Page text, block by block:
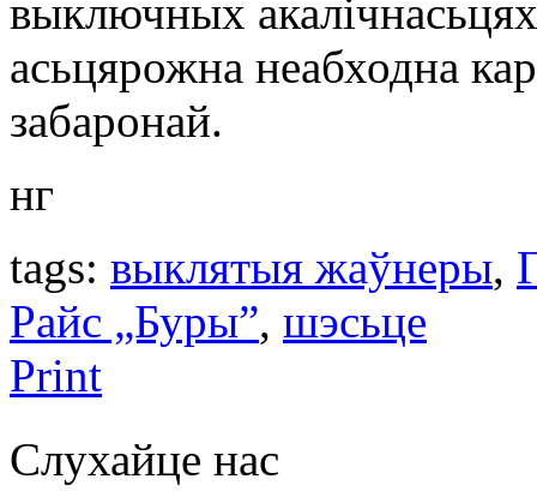
выключных
асьцярожна неабходна
забаронай.
нг
tags: выклятыя жаўнеры,
Райс „Буры”, шэсьце
Print
Слухайце нас